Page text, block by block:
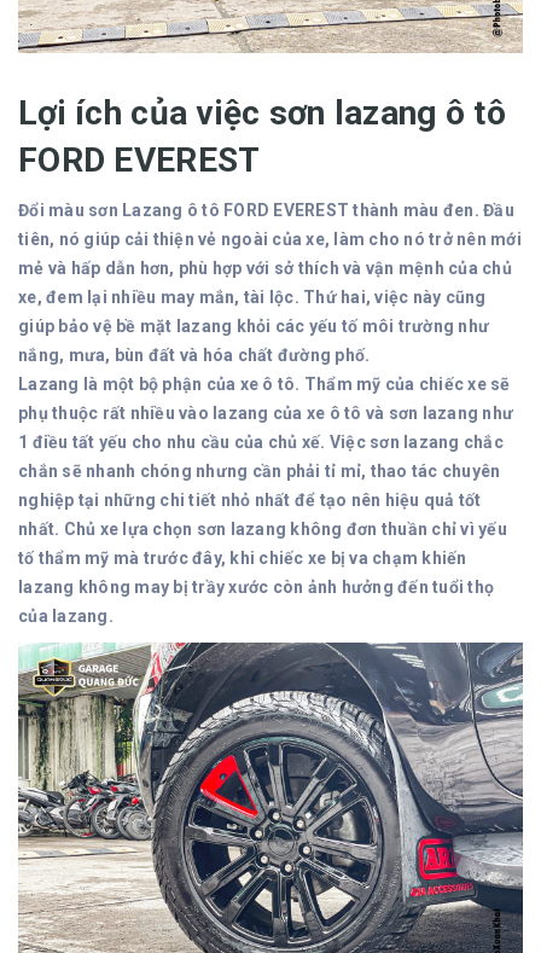
Lợi ích của việc sơn lazang ô tô
FORD EVEREST
Đổi màu sơn Lazang ô tô FORD EVEREST thành màu đen. Đầu
tiên, nó giúp cải thiện vẻ ngoài của xe, làm cho nó trở nên mới
mẻ và hấp dẫn hơn, phù hợp với sở thích và vận mệnh của chủ
xe, đem lại nhiều may mắn, tài lộc. Thứ hai, việc này cũng
giúp bảo vệ bề mặt lazang khỏi các yếu tố môi trường như
nắng, mưa, bùn đất và hóa chất đường phố.
Lazang là một bộ phận của xe ô tô. Thẩm mỹ của chiếc xe sẽ
phụ thuộc rất nhiều vào lazang của xe ô tô và sơn lazang như
1 điều tất yếu cho nhu cầu của chủ xế. Việc sơn lazang chắc
chắn sẽ nhanh chóng nhưng cần phải tỉ mỉ, thao tác chuyên
nghiệp tại những chi tiết nhỏ nhất để tạo nên hiệu quả tốt
nhất. Chủ xe lựa chọn sơn lazang không đơn thuần chỉ vì yếu
tố thẩm mỹ mà trước đây, khi chiếc xe bị va chạm khiến
lazang không may bị trầy xước còn ảnh hưởng đến tuổi thọ
của lazang.